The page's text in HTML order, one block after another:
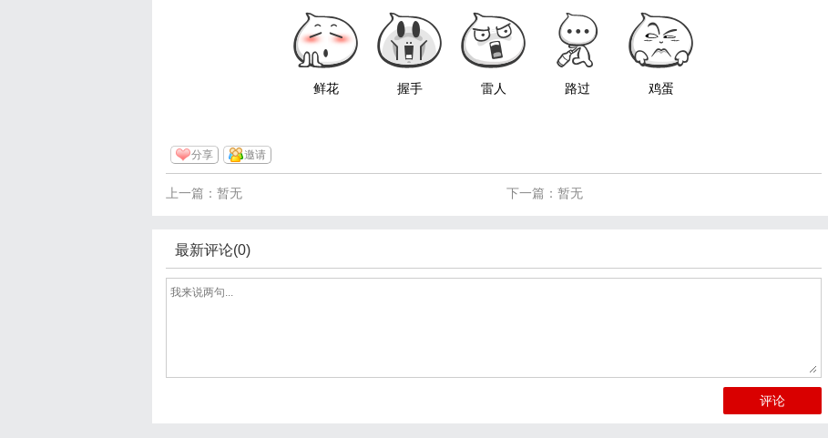
鲜花 握手 雷人 路过 鸡蛋
分享 邀请
下一篇：暂无
上一篇：暂无
最新评论(0)
评论